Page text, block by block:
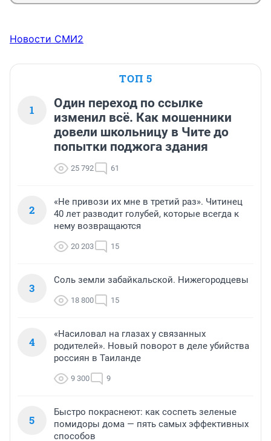
Новости СМИ2
ТОП 5
1
Один переход по ссылке
изменил всё. Как мошенники
довели школьницу в Чите до
попытки поджога здания
25 792 61
2
«Не привози их мне в третий раз». Читинец
40 лет разводит голубей, которые всегда к
нему возвращаются
20 203 15
3
Соль земли забайкальской. Нижегородцевы
18 800 15
4
«Насиловал на глазах у связанных
родителей». Новый поворот в деле убийства
россиян в Таиланде
9 300 9
5
Быстро покраснеют: как соспеть зеленые
помидоры дома — пять самых эффективных
способов